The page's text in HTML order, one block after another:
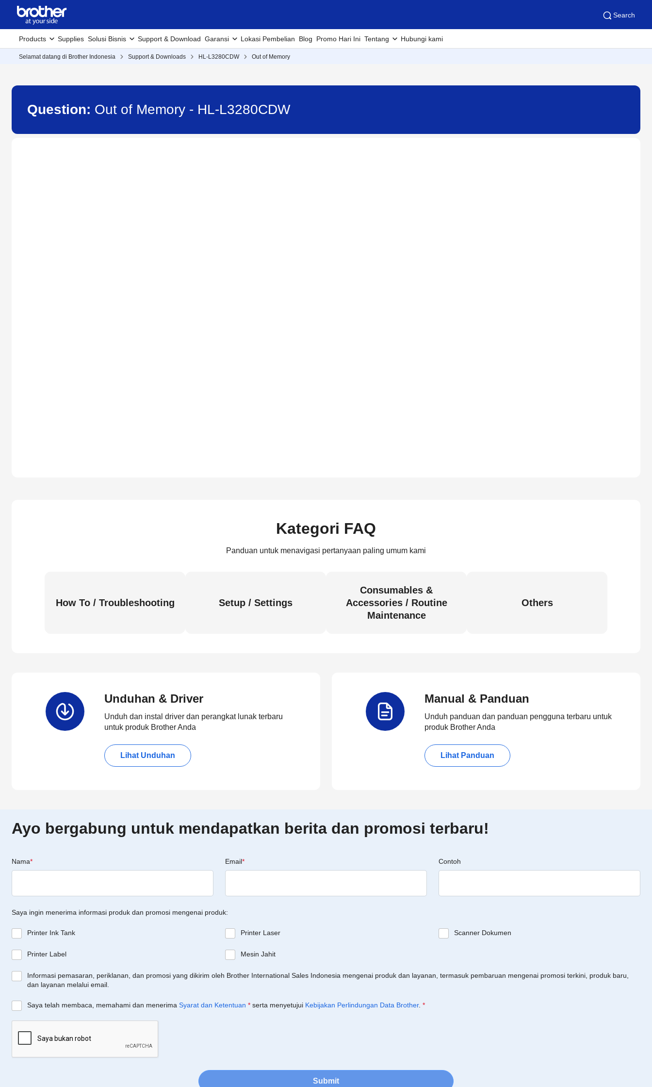
Search
Products Supplies Solusi Bisnis Support & Download Garansi Lokasi Pembelian Blog Promo Hari Ini Tentang Hubungi kami
Selamat datang di Brother Indonesia Support & Downloads HL-L3280CDW Out of Memory
Question: Out of Memory - HL-L3280CDW
Kategori FAQ
Panduan untuk menavigasi pertanyaan paling umum kami
How To / Troubleshooting Setup / Settings
Consumables &
Accessories / Routine
Maintenance
Others
Unduhan & Driver
Unduh dan instal driver dan perangkat lunak terbaru
untuk produk Brother Anda
Lihat Unduhan
Manual & Panduan
Unduh panduan dan panduan pengguna terbaru untuk
produk Brother Anda
Lihat Panduan
Ayo bergabung untuk mendapatkan berita dan promosi terbaru!
Nama* Email* Contoh
Saya ingin menerima informasi produk dan promosi mengenai produk:
Printer Ink Tank Printer Laser Scanner Dokumen
Printer Label Mesin Jahit
Informasi pemasaran, periklanan, dan promosi yang dikirim oleh Brother International Sales Indonesia mengenai produk dan layanan, termasuk pembaruan mengenai promosi terkini, produk baru,
dan layanan melalui email.
Saya telah membaca, memahami dan menerima Syarat dan Ketentuan * serta menyetujui Kebijakan Perlindungan Data Brother. *
Submit